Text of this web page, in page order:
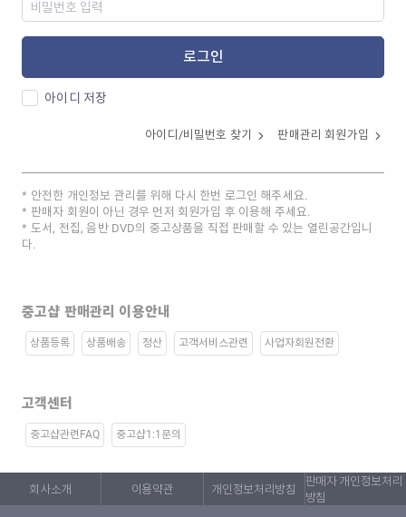
로그인
아이디 저장
아이디/비밀번호 찾기 판매관리 회원가입
안전한 개인정보 관리를 위해 다시 한번 로그인 해주세요.
판매자 회원이 아닌 경우 먼저 회원가입 후 이용해 주세요.
도서, 전집, 음반 DVD의 중고상품을 직접 판매할 수 있는 열린공간입니
다.
중고샵 판매관리 이용안내
상품등록 상품배송 정산 고객서비스관련 사업자회원전환
고객센터
중고샵관련FAQ 중고샵1:1문의
회사소개 이용약관 개인정보처리방침
판매자 개인정보처리
방침